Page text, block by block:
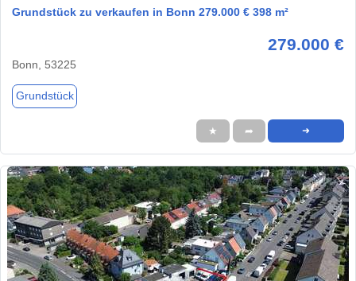
Grundstück zu verkaufen in Bonn 279.000 € 398 m²
279.000 €
Bonn, 53225
Grundstück
★ ➦ ➜